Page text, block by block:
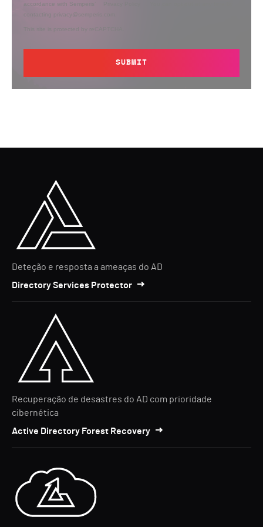
accordance with Semperis’
contacting privacy@semperis.com.
This site is protected by reCAPTCHA.
SUBMIT
Deteção e resposta a ameaças do AD
Directory Services Protector
Recuperação de desastres do AD com prioridade
cibernética
Active Directory Forest Recovery